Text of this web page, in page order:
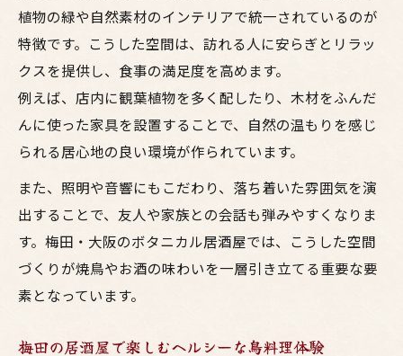
植物の緑や自然素材のインテリアで統一されているのが
特徴です。こうした空間は、訪れる人に安らぎとリラッ
クスを提供し、食事の満足度を高めます。
例えば、店内に観葉植物を多く配したり、木材をふんだ
んに使った家具を設置することで、自然の温もりを感じ
られる居心地の良い環境が作られています。
また、照明や音響にもこだわり、落ち着いた雰囲気を演
出することで、友人や家族との会話も弾みやすくなりま
す。梅田・大阪のボタニカル居酒屋では、こうした空間
づくりが焼鳥やお酒の味わいを一層引き立てる重要な要
素となっています。
梅田の居酒屋で楽しむヘルシーな鳥料理体験